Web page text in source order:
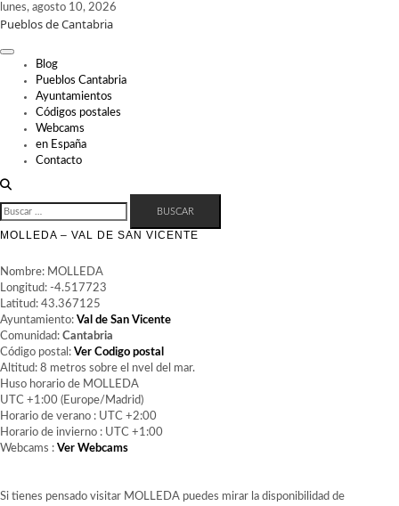
Skip
to
lunes, agosto 10, 2026
Pueblos de Cantabria
Blog
Pueblos Cantabria
Ayuntamientos
Códigos postales
Webcams
en España
Contacto
BUSCAR:
MOLLEDA – VAL DE SAN VICENTE
Nombre: MOLLEDA
Longitud: -4.517723
Latitud: 43.367125
Ayuntamiento: Val de San Vicente
Comunidad: Cantabria
Código postal: Ver Codigo postal
Altitud: 8 metros sobre el nvel del mar.
Huso horario de MOLLEDA
UTC +1:00 (Europe/Madrid)
Horario de verano : UTC +2:00
Horario de invierno : UTC +1:00
Webcams : Ver Webcams
Si tienes pensado visitar MOLLEDA puedes mirar la disponibilidad de